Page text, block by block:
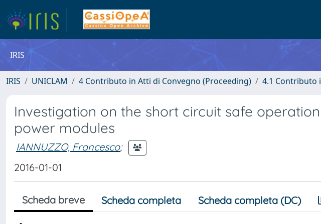
IRIS
IRIS UNICLAM 4 Contributo in Atti di Convegno (Proceeding) 4.1 Contributo
Investigation on the short circuit safe operation
power modules
IANNUZZO, Francesco;
2016-01-01
Scheda breve Scheda completa Scheda completa (DC)